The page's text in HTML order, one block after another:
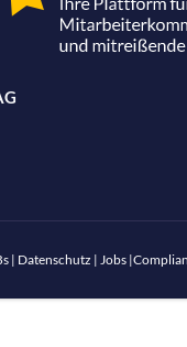
| Datenschutz | Jobs |